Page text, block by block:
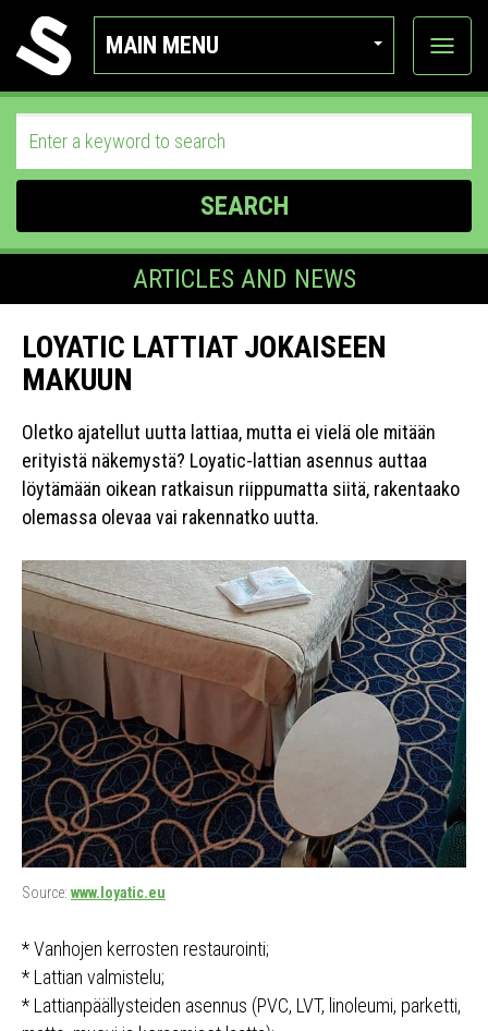
MAIN MENU
View
SEARCH
ARTICLES AND NEWS
LOYATIC LATTIAT JOKAISEEN
MAKUUN
Oletko ajatellut uutta lattiaa, mutta ei vielä ole mitään
erityistä näkemystä? Loyatic-lattian asennus auttaa
löytämään oikean ratkaisun riippumatta siitä, rakentaako
olemassa olevaa vai rakennatko uutta.
Source: www.loyatic.eu
* Vanhojen kerrosten restaurointi;
* Lattian valmistelu;
* Lattianpäällysteiden asennus (PVC, LVT, linoleumi, parketti,